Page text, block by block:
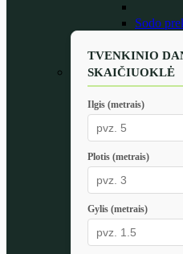
Sodo
TVENKINIO
SKAIČIUOKLĖ
Ilgis (metrais)
Plotis (metrais)
Gylis (metrais)